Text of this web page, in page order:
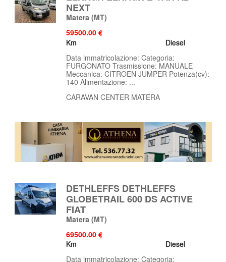
NEXT
Matera (MT)
59500.00 €
Km
Diesel
Data immatricolazione: Categoria:
FURGONATO Trasmissione: MANUALE
Meccanica: CITROEN JUMPER Potenza(cv):
140 Alimentazione: ...
CARAVAN CENTER MATERA
DETHLEFFS DETHLEFFS
GLOBETRAIL 600 DS ACTIVE
FIAT
Matera (MT)
69500.00 €
Km
Diesel
Data immatricolazione: Categoria: